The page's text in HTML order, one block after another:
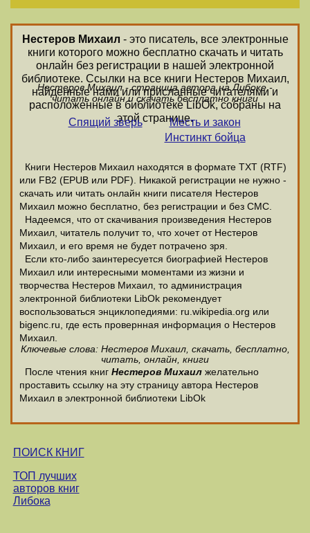
Нестеров Михаил - это писатель, все электронные
книги которого можно бесплатно скачать и читать
онлайн без регистрации в нашей электронной
библиотеке. Ссылки на все книги Нестеров Михаил,
найденные нами или присланные читателями и
расположенные в библиотеке LibOk, собраны на
этой странице.
Нестеров Михаил - страница автора на Либоке -
читать онлайн и скачать бесплатно книги
Спящий зверь
Месть и закон
Инстинкт бойца
Книги Нестеров Михаил находятся в формате ТХТ (RTF)
или FB2 (EPUB или PDF). Никакой регистрации не нужно -
скачать или читать онлайн книги писателя Нестеров
Михаил можно бесплатно, без регистрации и без СМС.
Надеемся, что от скачивания произведения Нестеров
Михаил, читатель получит то, что хочет от Нестеров
Михаил, и его время не будет потрачено зря.
Если кто-либо заинтересуется биографией Нестеров
Михаил или интересными моментами из жизни и
творчества Нестеров Михаил, то администрация
электронной библиотеки LibOk рекомендует
воспользоваться энциклопедиями: ru.wikipedia.org или
bigenc.ru, где есть провернная информация о Нестеров
Михаил.
Ключевые слова: Нестеров Михаил, скачать, бесплатно,
читать, онлайн, книги
После чтения книг Нестеров Михаил желательно
проставить ссылку на эту страницу автора Нестеров
Михаил в электронной библиотеки LibOk
ПОИСК КНИГ
ТОП лучших
авторов книг
Либока